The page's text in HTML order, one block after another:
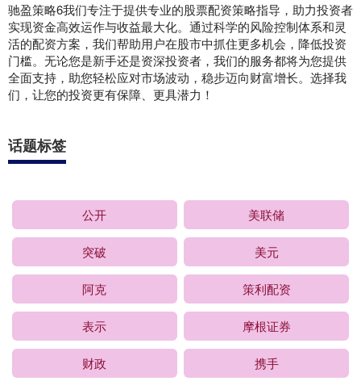
驰盈策略6我们专注于提供专业的股票配资策略指导，助力投资者
实现资金高效运作与收益最大化。通过科学的风险控制体系和灵
活的配资方案，我们帮助用户在股市中抓住更多机会，降低投资
门槛。无论您是新手还是资深投资者，我们的服务都将为您提供
全面支持，助您轻松应对市场波动，稳步迈向财富增长。选择我
们，让您的投资更有保障、更具潜力！
话题标签
公开 美联储
突破 美元
阿克 策利配资
表示 摩根证券
财政 携手